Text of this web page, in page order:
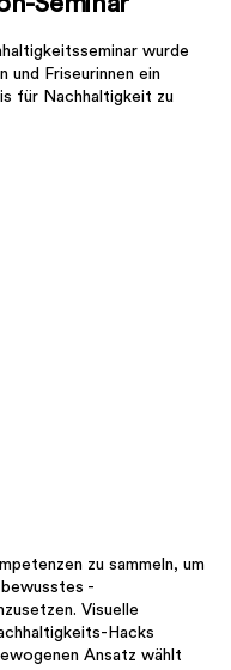
wurde
und Friseurinnen ein
für Nachhaltigkeit zu
zu sammeln, um
-
Visuelle
Hacks
Ansatz wählt